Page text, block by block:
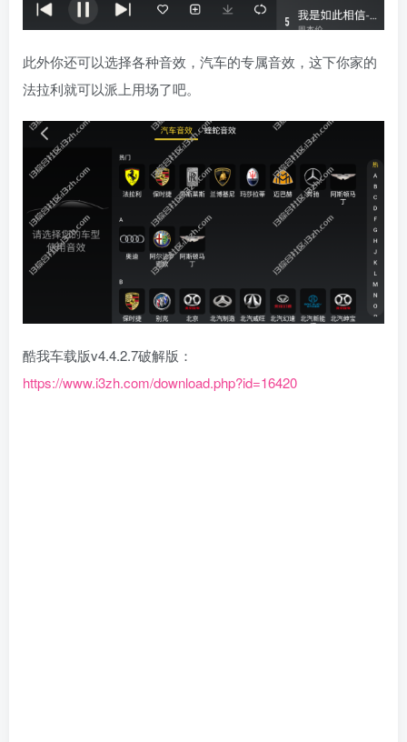
此外你还可以选择各种音效，汽车的专属音效，这下你家的
法拉利就可以派上用场了吧。
酷我车载版v4.4.2.7破解版：
https://www.i3zh.com/download.php?id=16420